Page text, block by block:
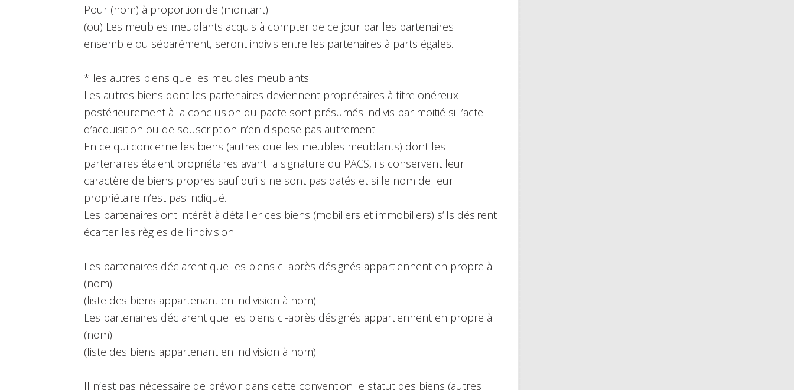
Pour (nom) à proportion de (montant)
(ou) Les meubles meublants acquis à compter de ce jour par les partenaires
ensemble ou séparément, seront indivis entre les partenaires à parts égales.
* les autres biens que les meubles meublants :
Les autres biens dont les partenaires deviennent propriétaires à titre onéreux
postérieurement à la conclusion du pacte sont présumés indivis par moitié si l’acte
d’acquisition ou de souscription n’en dispose pas autrement.
En ce qui concerne les biens (autres que les meubles meublants) dont les
partenaires étaient propriétaires avant la signature du PACS, ils conservent leur
caractère de biens propres sauf qu’ils ne sont pas datés et si le nom de leur
propriétaire n’est pas indiqué.
Les partenaires ont intérêt à détailler ces biens (mobiliers et immobiliers) s’ils désirent
écarter les règles de l’indivision.
Les partenaires déclarent que les biens ci-après désignés appartiennent en propre à
(nom).
(liste des biens appartenant en indivision à nom)
Les partenaires déclarent que les biens ci-après désignés appartiennent en propre à
(nom).
(liste des biens appartenant en indivision à nom)
Il n’est pas nécessaire de prévoir dans cette convention le statut des biens (autres